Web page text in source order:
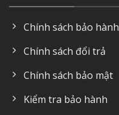
Chính sách bảo hành
Chính sách đổi trả
Chính sách bảo mật
Kiểm tra bảo hành